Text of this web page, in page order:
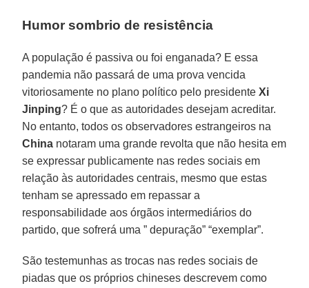
Humor sombrio de resistência
A população é passiva ou foi enganada? E essa
pandemia não passará de uma prova vencida
vitoriosamente no plano político pelo presidenteXi
Jinping? É o que as autoridades desejam acreditar.
No entanto, todos os observadores estrangeiros na
China notaram uma grande revolta que não hesita em
se expressar publicamente nas redes sociais em
relação às autoridades centrais, mesmo que estas
tenham se apressado em repassar a
responsabilidade aos órgãos intermediários do
partido, que sofrerá uma ” depuração” “exemplar”.
São testemunhas as trocas nas redes sociais de
piadas que os próprios chineses descrevem como